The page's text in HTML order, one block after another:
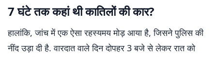
7 घंटे तक कहां थी कातिलों की कार?
हालांकि, जांच में एक ऐसा रहस्यमय मोड़ आया है, जिसने पुलिस की
नींद उड़ा दी है. वारदात वाले दिन दोपहर 3 बजे से लेकर रात को